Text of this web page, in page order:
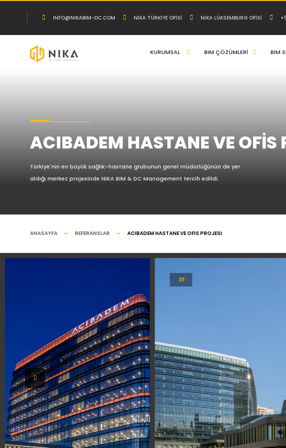
INFO@NIKABIM-DC.COM NİKA TÜRKİYE OFİSİ NİKA LÜKSEMBURG OFİSİ
KURUMSAL BIM ÇÖZÜMLERİ BIM
ACIBADEM HASTANE VE OFİS
Türkiye'nin en büyük sağlık-hastane grubunun genel müdürlüğünün de yer
aldığı merkez projesinde NIKA BIM & DC Management tercih edildi.
ANASAYFA REFERANSLAR ACIBADEM HASTANE VE OFIS PROJESI
.01